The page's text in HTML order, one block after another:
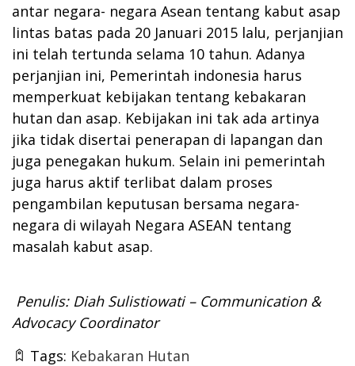
antar negara- negara Asean tentang kabut asap
lintas batas pada 20 Januari 2015 lalu, perjanjian
ini telah tertunda selama 10 tahun. Adanya
perjanjian ini, Pemerintah indonesia harus
memperkuat kebijakan tentang kebakaran
hutan dan asap. Kebijakan ini tak ada artinya
jika tidak disertai penerapan di lapangan dan
juga penegakan hukum. Selain ini pemerintah
juga harus aktif terlibat dalam proses
pengambilan keputusan bersama negara-
negara di wilayah Negara ASEAN tentang
masalah kabut asap.
Penulis: Diah Sulistiowati – Communication &
Advocacy Coordinator
Tags: Kebakaran Hutan